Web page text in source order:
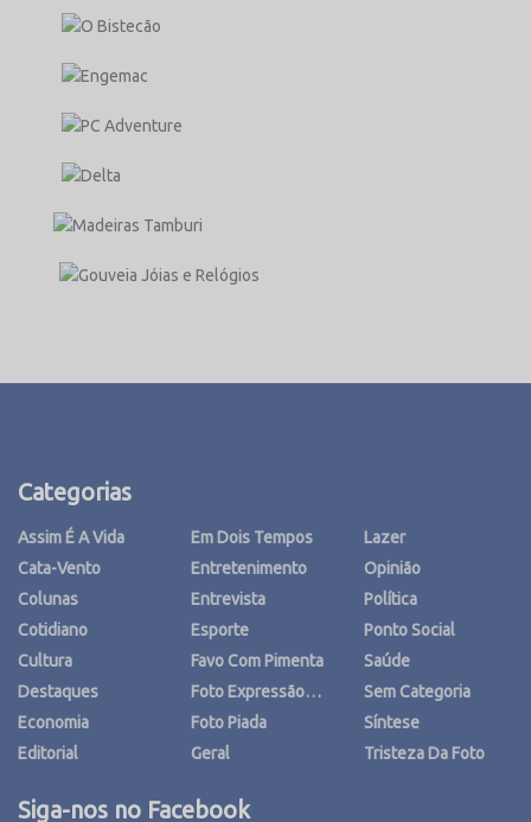
Categorias
Assim É A Vida
Cata-Vento
Colunas
Cotidiano
Cultura
Destaques
Economia
Editorial
Em Dois Tempos
Entretenimento
Entrevista
Esporte
Favo Com Pimenta
Foto Expressão…
Foto Piada
Geral
Lazer
Opinião
Política
Ponto Social
Saúde
Sem Categoria
Síntese
Tristeza Da Foto
Siga-nos no Facebook